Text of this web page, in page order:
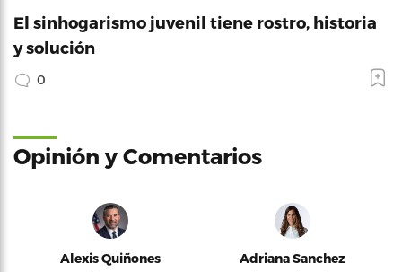
El sinhogarismo juvenil tiene rostro, historia
y solución
0
Opinión y Comentarios
Alexis Quiñones Adriana Sanchez